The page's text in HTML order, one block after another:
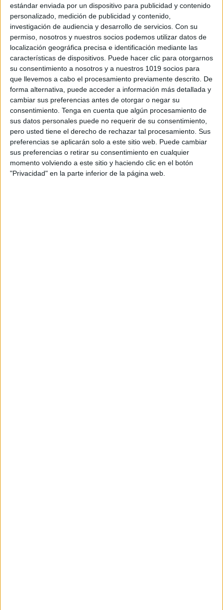
estándar enviada por un dispositivo para publicidad y contenido
personalizado, medición de publicidad y contenido,
investigación de audiencia y desarrollo de servicios. Con su
permiso, nosotros y nuestros socios podemos utilizar datos de
localización geográfica precisa e identificación mediante las
características de dispositivos. Puede hacer clic para otorgarnos
su consentimiento a nosotros y a nuestros 1019 socios para
que llevemos a cabo el procesamiento previamente descrito. De
forma alternativa, puede acceder a información más detallada y
cambiar sus preferencias antes de otorgar o negar su
consentimiento. Tenga en cuenta que algún procesamiento de
sus datos personales puede no requerir de su consentimiento,
pero usted tiene el derecho de rechazar tal procesamiento. Sus
preferencias se aplicarán solo a este sitio web. Puede cambiar
sus preferencias o retirar su consentimiento en cualquier
momento volviendo a este sitio y haciendo clic en el botón
"Privacidad" en la parte inferior de la página web.
lleva el acento de
la palabra. En la siguiente actividad, el
alumno deberá identificar
y colorear la sílaba tónica de cada
palabra.
Archivado en:LENGUA, Ortografía
Etiquetado con: acentuación,clasificación
palabras,ortografía ,sílaba tónica